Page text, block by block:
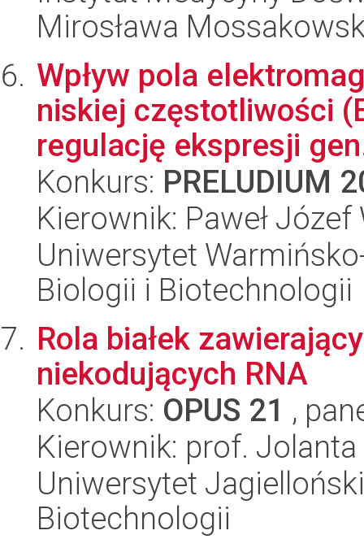
Mirosława
Wpływ pola
niskiej częstotliwości
regulację ekspresji
Konkurs: PRELUDIUM
Kierownik: Paweł
Uniwersytet
Biologii i Biotechnologii
Rola białek
niekodujących RNA
Konkurs: OPUS 21 ,
Kierownik: prof.
Uniwersytet
Biotechnologii